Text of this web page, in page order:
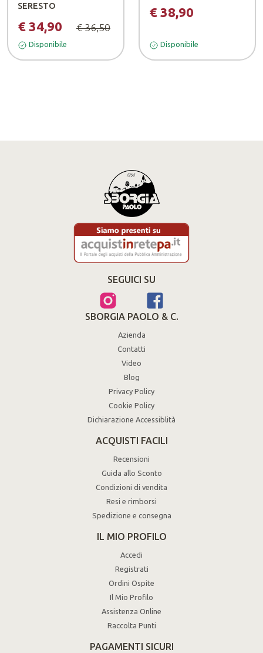
SERESTO
€ 34,90 € 36,50
Disponibile
€ 38,90
Disponibile
SEGUICI SU
SBORGIA PAOLO & C.
Azienda
Contatti
Video
Blog
Privacy Policy
Cookie Policy
Dichiarazione Accessiblità
ACQUISTI FACILI
Recensioni
Guida allo Sconto
Condizioni di vendita
Resi e rimborsi
Spedizione e consegna
IL MIO PROFILO
Accedi
Registrati
Ordini Ospite
Il Mio Profilo
Assistenza Online
Raccolta Punti
PAGAMENTI SICURI